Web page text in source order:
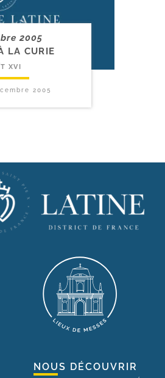
2005
LA CURIE
XVI
2005
NOUS DÉCOUVRIR